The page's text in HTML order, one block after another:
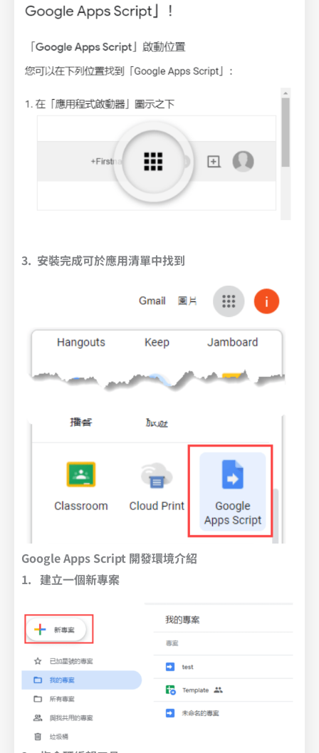
3. 安裝完成可於應用清單中找到
Google Apps Script 開發環境介紹
1. 建立一個新專案